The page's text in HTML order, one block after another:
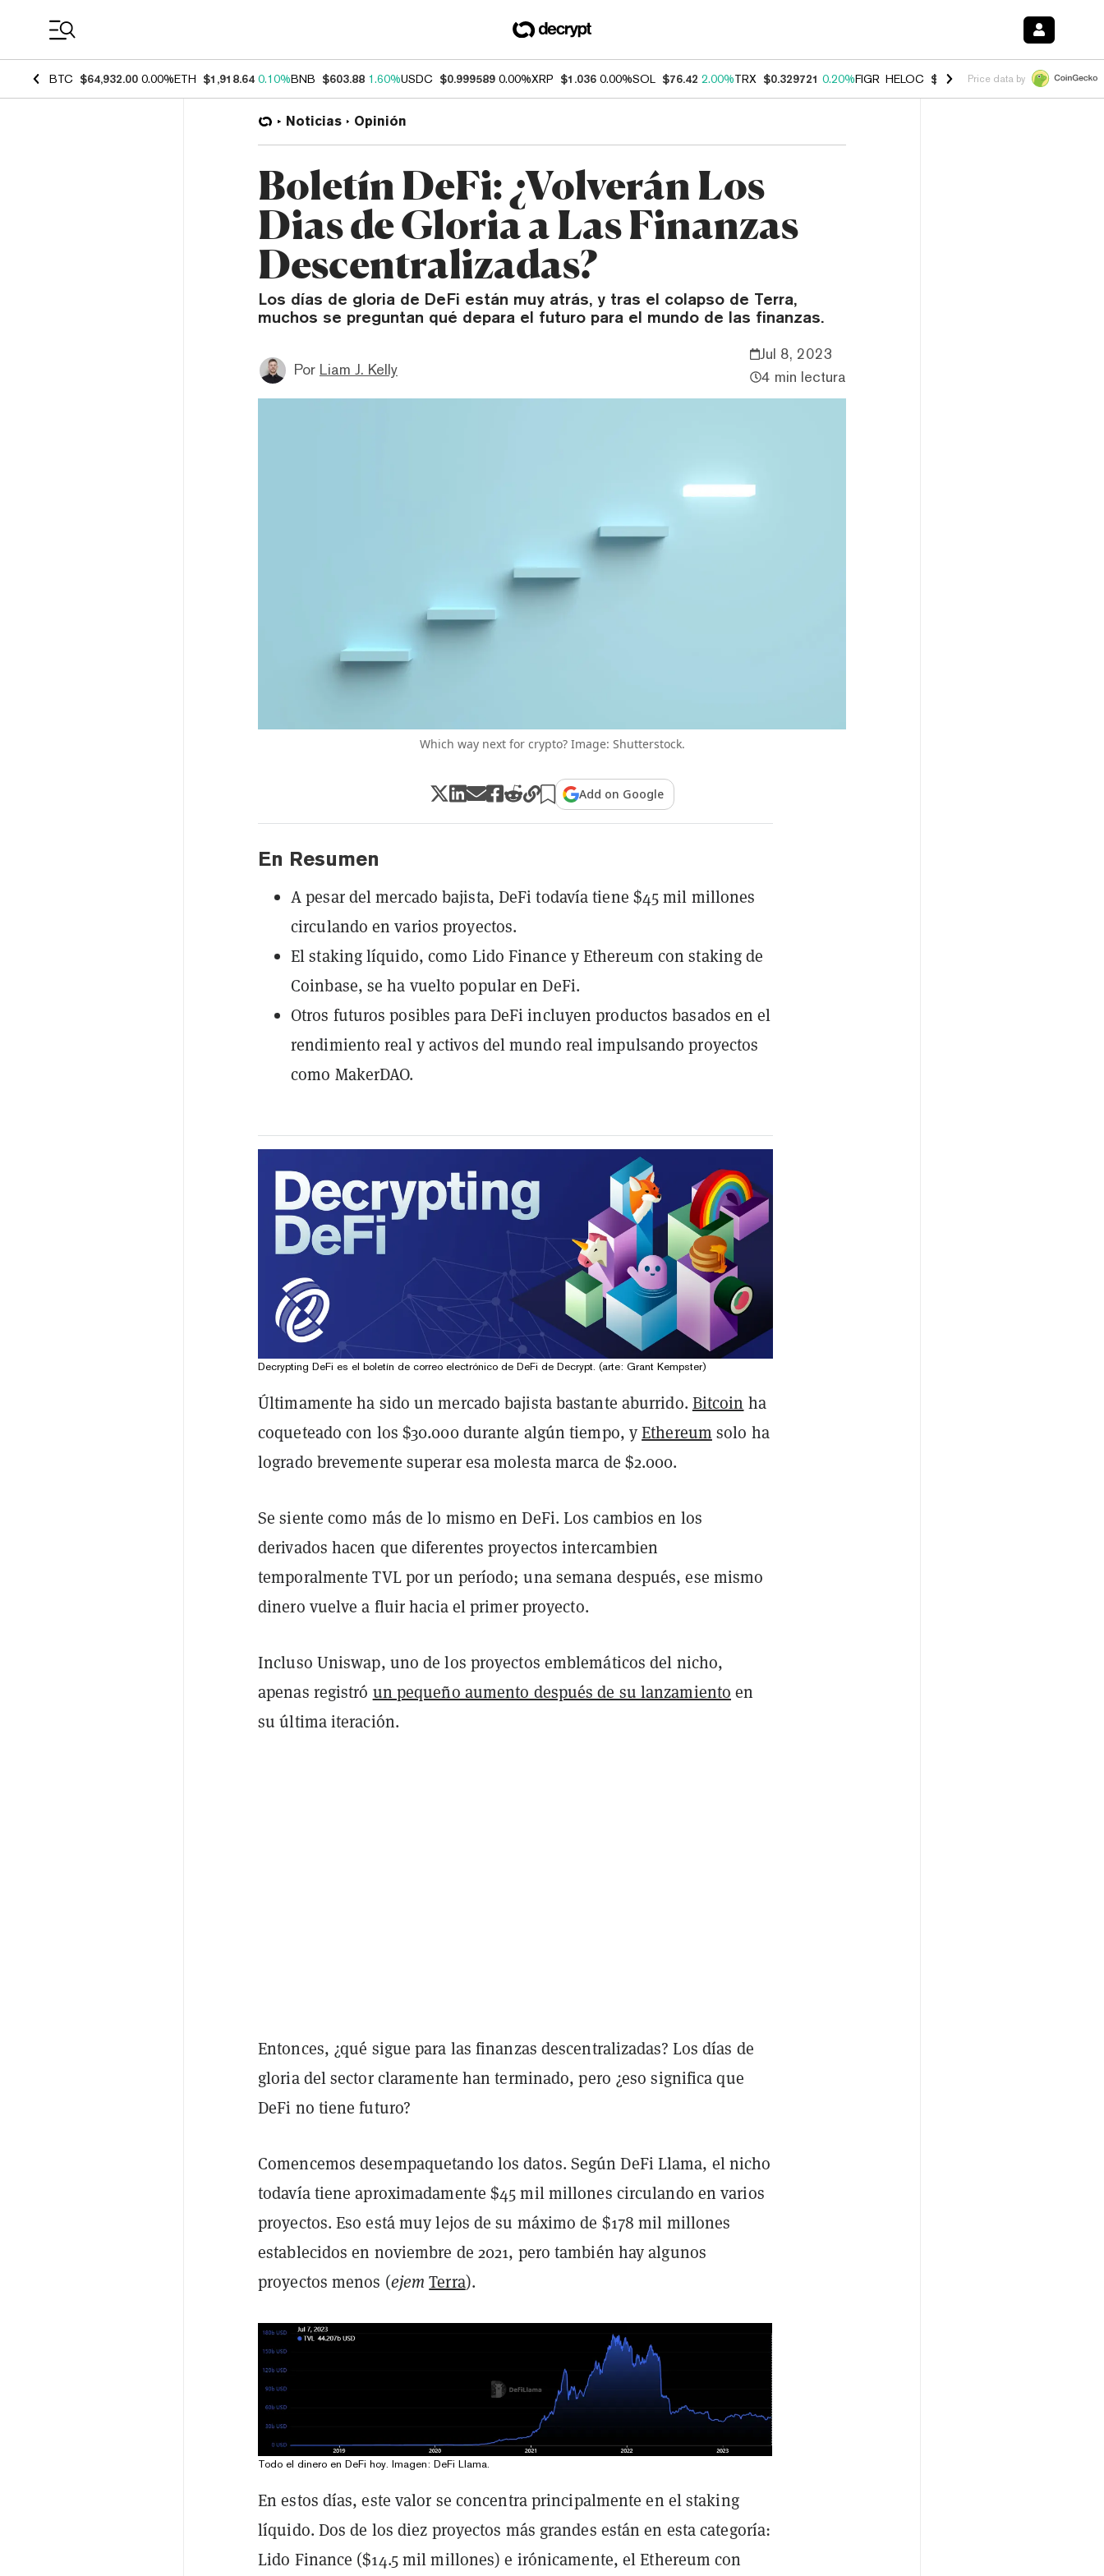
BTC $64,932.00 0.00%ETH $1,918.64 0.10%BNB $603.88 1.60%USDC $0.999589 0.00%XRP $1.036 0.00%SOL $76.42 2.00%TRX $0.329721 0.20%FIGR_HELOC $1.001 -2.70%HYPE $54.15 -
Price data by
Noticias Opinión
Boletín DeFi: ¿Volverán Los
Dias de Gloria a Las Finanzas
Descentralizadas?
Los días de gloria de DeFi están muy atrás, y tras el colapso de Terra,
muchos se preguntan qué depara el futuro para el mundo de las finanzas.
Por Liam J. Kelly
Jul 8, 2023
4 min lectura
Which way next for crypto? Image: Shutterstock.
Add on Google
En Resumen
A pesar del mercado bajista, DeFi todavía tiene $45 mil millones
circulando en varios proyectos.
El staking líquido, como Lido Finance y Ethereum con staking de
Coinbase, se ha vuelto popular en DeFi.
Otros futuros posibles para DeFi incluyen productos basados en el
rendimiento real y activos del mundo real impulsando proyectos
como MakerDAO.
Decrypting DeFi es el boletín de correo electrónico de DeFi de Decrypt. (arte: Grant Kempster)
Últimamente ha sido un mercado bajista bastante aburrido. Bitcoin ha
coqueteado con los $30.000 durante algún tiempo, yEthereum solo ha
logrado brevemente superar esa molesta marca de $2.000.
Se siente como más de lo mismo en DeFi. Los cambios en los
derivados hacen que diferentes proyectos intercambien
temporalmente TVL por un período; una semana después, ese mismo
dinero vuelve a fluir hacia el primer proyecto.
Incluso Uniswap, uno de los proyectos emblemáticos del nicho,
apenas registró un pequeño aumento después de su lanzamiento en
su última iteración.
Entonces, ¿qué sigue para las finanzas descentralizadas? Los días de
gloria del sector claramente han terminado, pero ¿eso significa que
DeFi no tiene futuro?
Comencemos desempaquetando los datos. Según DeFi Llama, el nicho
todavía tiene aproximadamente $45 mil millones circulando en varios
proyectos. Eso está muy lejos de su máximo de $178 mil millones
establecidos en noviembre de 2021, pero también hay algunos
proyectos menos (ejem Terra).
Todo el dinero en DeFi hoy. Imagen: DeFi Llama
En estos días, este valor se concentra principalmente en el staking
líquido. Dos de los diez proyectos más grandes están en esta categoría:
Lido Finance ($14.5 mil millones) e irónicamente, el Ethereum con